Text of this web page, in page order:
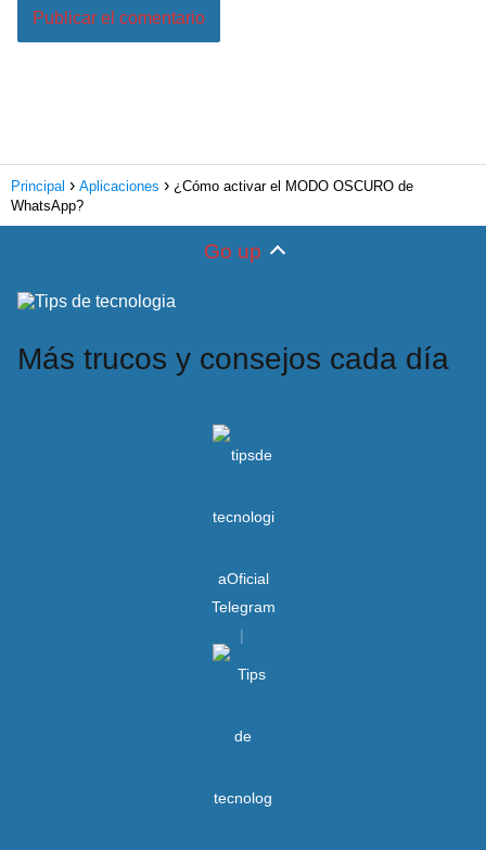
Principal Aplicaciones
¿Cómo activar el MODO OSCURO de
WhatsApp?
Go up
Más trucos y consejos cada día
Telegram